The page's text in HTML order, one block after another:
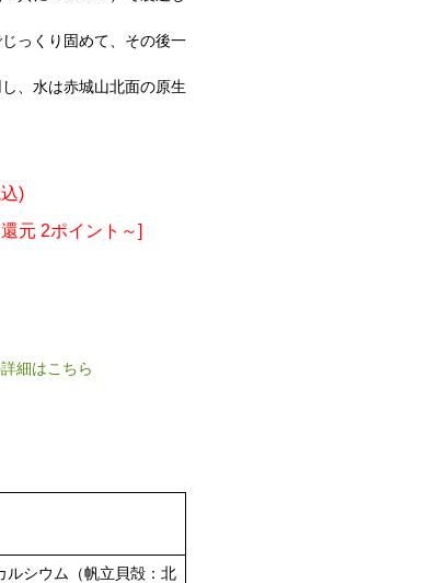
っくり固めて、その後一
、水は赤城山北面の原生
)
元 2ポイント～]
細はこちら
ルシウム（帆立貝殻：北